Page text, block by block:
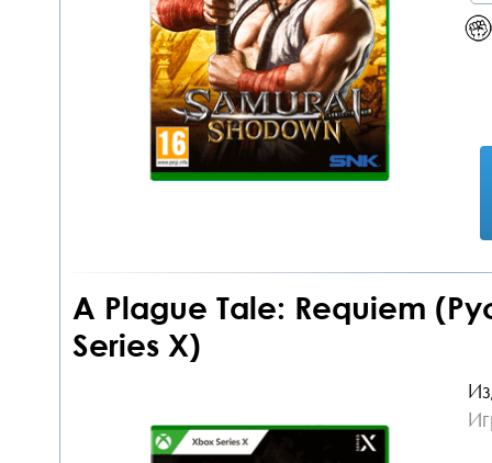
A Plague Tale: Requiem
Series X)